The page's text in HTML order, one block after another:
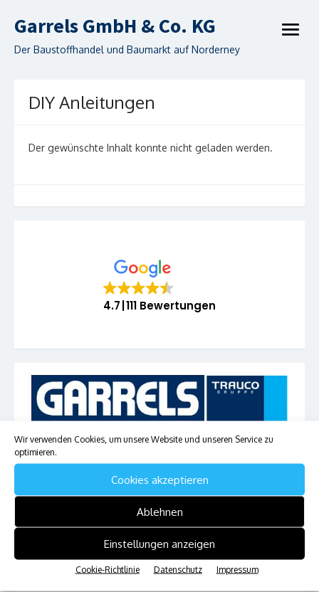
Wir verwenden Cookies, um unsere Website und unseren Service zu
optimieren.
Cookies akzeptieren
Ablehnen
Einstellungen anzeigen
Cookie-Richtlinie Datenschutz Impressum
to
Garrels GmbH & Co. KG
Der Baustoffhandel und Baumarkt auf Norderney
open
DIY Anleitungen
Der gewünschte Inhalt konnte nicht geladen werden.
4.7 111 Bewertungen